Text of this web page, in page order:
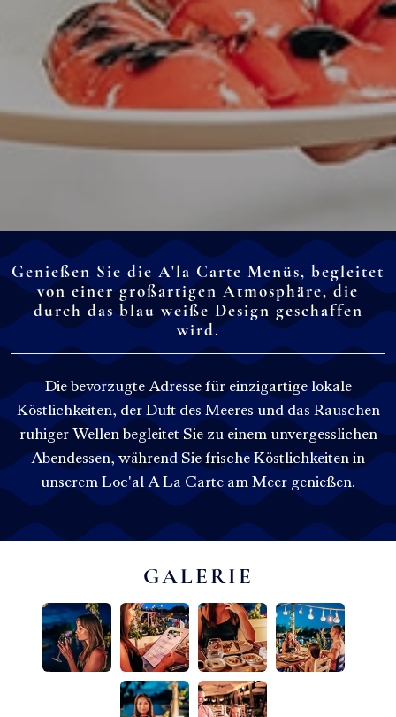
Genießen Sie die A'la Carte Menüs, begleitet
von einer großartigen Atmosphäre, die
durch das blau weiße Design geschaffen
wird.
Die bevorzugte Adresse für einzigartige lokale
Köstlichkeiten, der Duft des Meeres und das Rauschen
ruhiger Wellen begleitet Sie zu einem unvergesslichen
Abendessen, während Sie frische Köstlichkeiten in
unserem Loc'al A La Carte am Meer genießen.
GALERIE